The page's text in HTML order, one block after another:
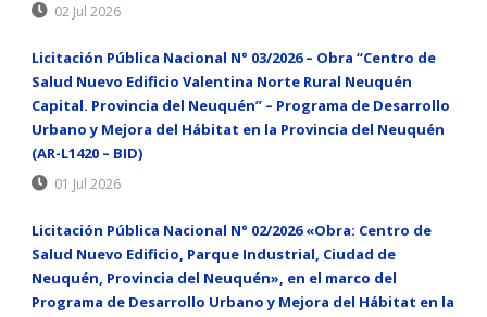
02 Jul 2026
Licitación Pública Nacional N° 03/2026 – Obra “Centro de
Salud Nuevo Edificio Valentina Norte Rural Neuquén
Capital. Provincia del Neuquén” – Programa de Desarrollo
Urbano y Mejora del Hábitat en la Provincia del Neuquén
(AR-L1420 – BID)
01 Jul 2026
Licitación Pública Nacional N° 02/2026 «Obra: Centro de
Salud Nuevo Edificio, Parque Industrial, Ciudad de
Neuquén, Provincia del Neuquén», en el marco del
Programa de Desarrollo Urbano y Mejora del Hábitat en la